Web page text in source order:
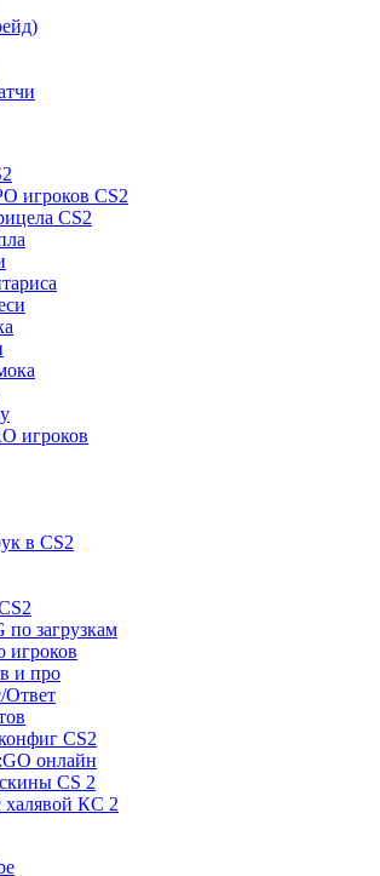
игроков CS2
CS2
игроков
в CS2
загрузкам
игроков
и про
Ответ
CS2
онлайн
CS 2
халявой КС 2